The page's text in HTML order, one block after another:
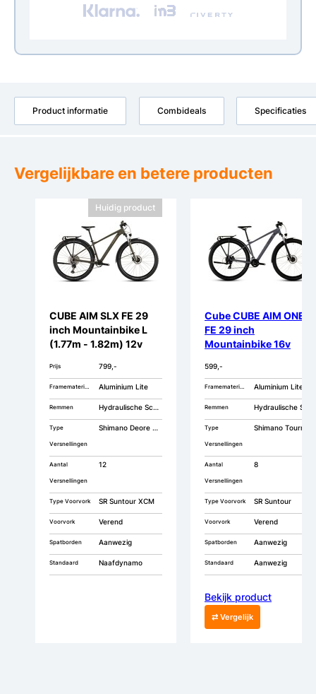
Product informatie Combideals Specificaties
Vergelijkbare en betere producten
Huidig product
CUBE AIM SLX FE 29
inch Mountainbike L
(1.77m - 1.82m) 12v
Prijs 799,-
Aluminium Lite
Remmen Hydraulische Schijfrem
Type
Versnellingen
Shimano Deore Derailleur
Aantal
Versnellingen
12
Type Voorvork SR Suntour XCM
Voorvork Verend
Spatborden Aanwezig
Standaard Naafdynamo
Cube CUBE AIM ONE
FE 29 inch
Mountainbike 16v
599,-
Aluminium Lite
Remmen Hydraulische Schijfrem
Type
Versnellingen
Shimano Tourney Derailleur
Aantal
Versnellingen
8
Type Voorvork SR Suntour
Voorvork Verend
Spatborden Aanwezig
Standaard Aanwezig
Bekijk product
⇄ Vergelijk